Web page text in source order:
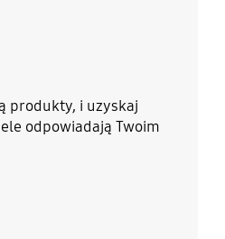
produkty, i uzyskaj
odpowiadają Twoim